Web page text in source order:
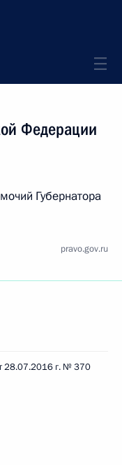
Федерации
Губернатора
pravo.gov.ru
28.07.2016 г. № 370